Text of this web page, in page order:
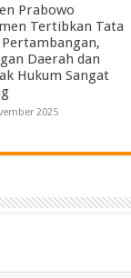
Prabowo
Tertibkan Tata
Pertambangan,
Daerah dan
Hukum Sangat
2025